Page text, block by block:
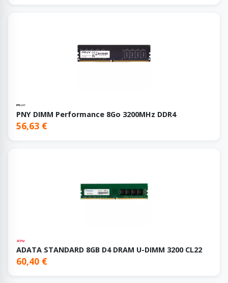
PNY DIMM Performance 8Go 3200MHz DDR4
56,63 €
ADATA STANDARD 8GB D4 DRAM U-DIMM 3200 CL22
60,40 €